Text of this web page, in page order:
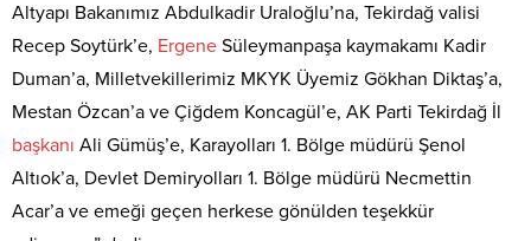
Altyapı Bakanımız Abdulkadir Uraloğlu’na, Tekirdağ valisi
Recep Soytürk’e, Ergene Süleymanpaşa kaymakamı Kadir
Duman’a, Milletvekillerimiz MKYK Üyemiz Gökhan Diktaş’a,
Mestan Özcan’a ve Çiğdem Koncagül’e, AK Parti Tekirdağ İl
başkanı Ali Gümüş’e, Karayolları 1. Bölge müdürü Şenol
Altıok’a, Devlet Demiryolları 1. Bölge müdürü Necmettin
Acar’a ve emeği geçen herkese gönülden teşekkür